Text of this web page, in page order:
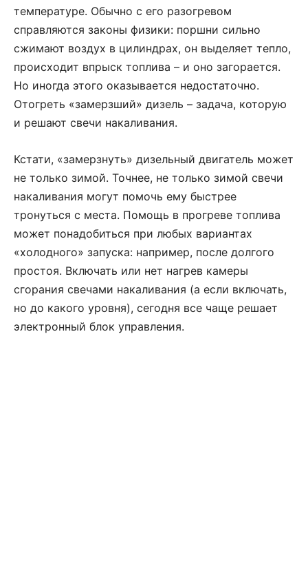
температуре. Обычно с его разогревом
справляются законы физики: поршни сильно
сжимают воздух в цилиндрах, он выделяет тепло,
происходит впрыск топлива – и оно загорается.
Но иногда этого оказывается недостаточно.
Отогреть «замерзший» дизель – задача, которую
и решают свечи накаливания.
Кстати, «замерзнуть» дизельный двигатель может
не только зимой. Точнее, не только зимой свечи
накаливания могут помочь ему быстрее
тронуться с места. Помощь в прогреве топлива
может понадобиться при любых вариантах
«холодного» запуска: например, после долгого
простоя. Включать или нет нагрев камеры
сгорания свечами накаливания (а если включать,
но до какого уровня), сегодня все чаще решает
электронный блок управления.